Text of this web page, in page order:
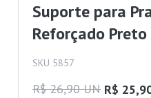
Suporte para
Reforçado
SKU 5857
R$ 26,90 UN R$